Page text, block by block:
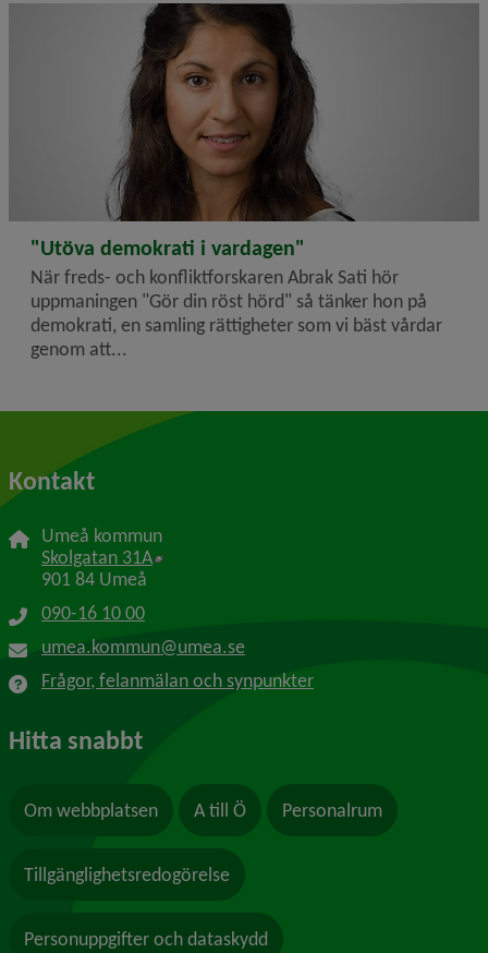
2022-05-09
"Utöva demokrati i vardagen"
När freds- och konfliktforskaren Abrak Sati hör
uppmaningen "Gör din röst hörd" så tänker hon på
demokrati, en samling rättigheter som vi bäst vårdar
genom att...
Kontakt
Umeå kommun
Skolgatan 31A Länk till annan webbplats, öppnas i nytt
901 84 Umeå
090-16 10 00
umea.kommun@umea.se
Frågor, felanmälan och synpunkter
Hitta snabbt
Om webbplatsen A till Ö Personalrum
Tillgänglighetsredogörelse
Personuppgifter och dataskydd